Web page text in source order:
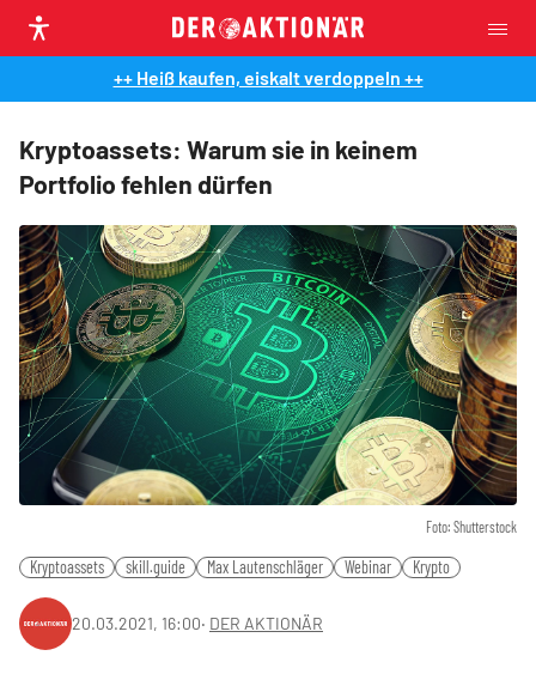
++ Heiß kaufen, eiskalt verdoppeln ++
Kryptoassets: Warum sie in keinem
Portfolio fehlen dürfen
Foto: Shutterstock
Kryptoassets skill.guide Max Lautenschläger Webinar Krypto
20.03.2021, 16:00‧ DER AKTIONÄR